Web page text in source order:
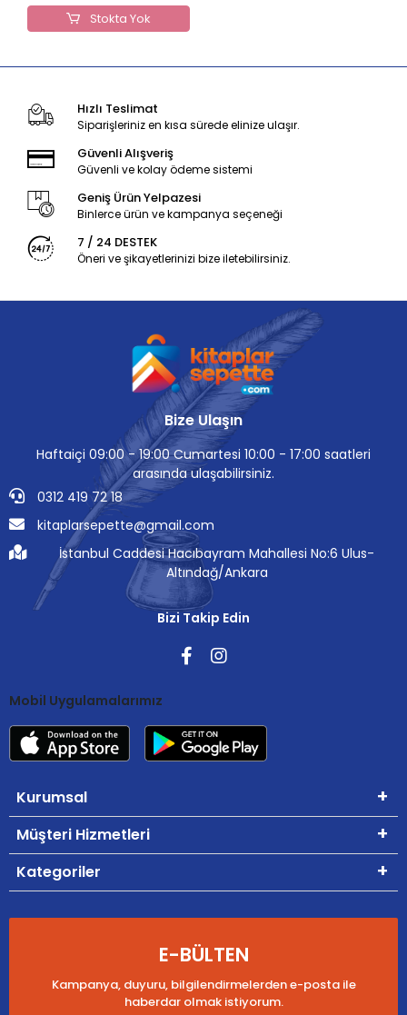
Stokta Yok
Hızlı Teslimat
Siparişleriniz en kısa sürede elinize ulaşır.
Güvenli Alışveriş
Güvenli ve kolay ödeme sistemi
Geniş Ürün Yelpazesi
Binlerce ürün ve kampanya seçeneği
7 / 24 DESTEK
Öneri ve şikayetlerinizi bize iletebilirsiniz.
Bize Ulaşın
Haftaiçi 09:00 - 19:00 Cumartesi 10:00 - 17:00 saatleri
arasında ulaşabilirsiniz.
0312 419 72 18
kitaplarsepette@gmail.com
İstanbul Caddesi Hacıbayram Mahallesi No:6 Ulus-
Altındağ/Ankara
Bizi Takip Edin
Mobil Uygulamalarımız
Kurumsal
Müşteri Hizmetleri
Kategoriler
E-BÜLTEN
Kampanya, duyuru, bilgilendirmelerden e-posta ile
haberdar olmak istiyorum.